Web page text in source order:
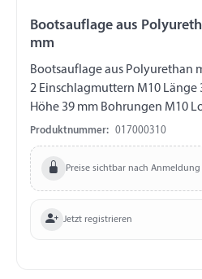
Bootsauflage aus
mm
Bootsauflage aus Polyurethan
2 Einschlagmuttern M10 Länge 300 mm
Höhe 39 mm Bohrungen M10
Shore Härte ca. 50-60
Produktnummer: 017000310
Preise sichtbar nach Anmeldung
Jetzt registrieren